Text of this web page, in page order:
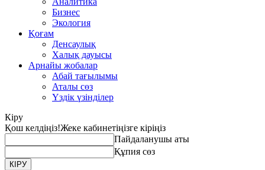
Бизнес
Экология
Қоғам
Денсаулық
Халық дауысы
Арнайы жобалар
Абай тағылымы
Аталы сөз
Үздік үзінділер
Кіру
Қош келдіңіз!Жеке кабинетіңізге кіріңіз
Пайдаланушы аты
Құпия сөз